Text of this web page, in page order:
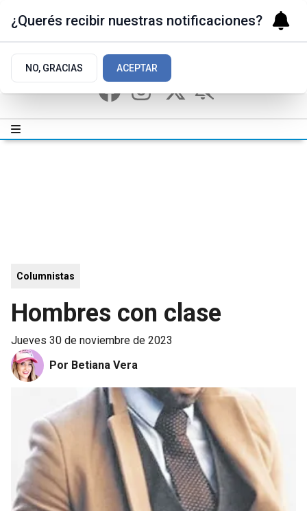
Columnistas
Hombres con clase
jueves 30 de noviembre de 2023
Por Betiana Vera
¿Querés recibir nuestras notificaciones?
NO, GRACIAS ACEPTAR